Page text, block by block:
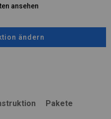
ansehen
ändern
Pakete